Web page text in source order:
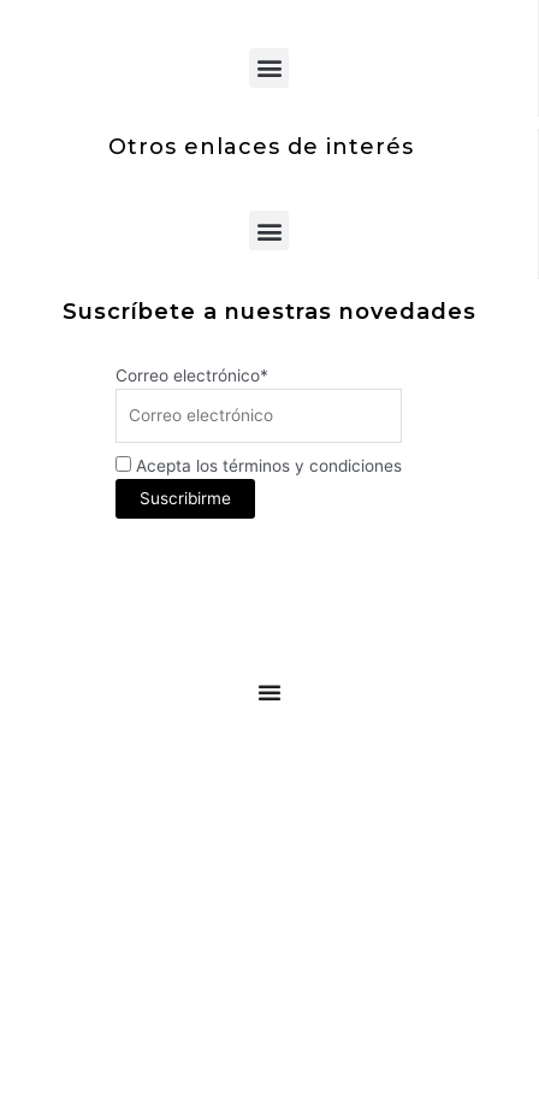
Menu
Otros enlaces de interés
Menu
Suscríbete a nuestras novedades
Correo electrónico*
Acepta los términos y condiciones